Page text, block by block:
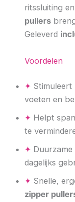
ritssluiting en
pullers
Geleverd
Voordelen
✦ Stimuleert
voeten en
✦ Helpt
te
✦
dagelijks
✦ Snelle,
zipper